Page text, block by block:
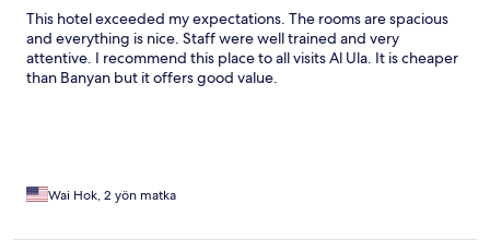
This hotel exceeded my expectations. The rooms are spacious
and everything is nice. Staff were well trained and very
attentive. I recommend this place to all visits Al Ula. It is cheaper
than Banyan but it offers good value.
Wai Hok, 2 yön matka